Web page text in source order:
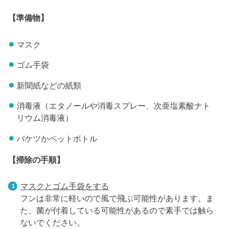
【準備物】
マスク
ゴム手袋
新聞紙などの紙類
消毒液（エタノールや消毒スプレー、次亜塩素酸ナト
リウム消毒液）
バケツかペットボトル
【掃除の手順】
マスクとゴム手袋をする
フンは非常に軽いので風で飛ぶ可能性があります。ま
た、菌が付着している可能性があるので素手では触ら
ないでください。